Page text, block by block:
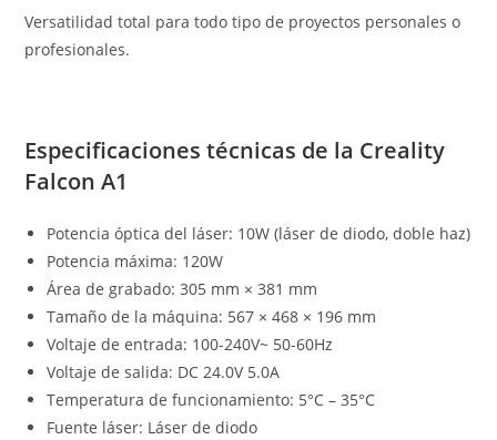
Versatilidad total para todo tipo de proyectos personales o
profesionales.
Especificaciones técnicas de la Creality
Falcon A1
Potencia óptica del láser: 10W (láser de diodo, doble haz)
Potencia máxima: 120W
Área de grabado: 305 mm × 381 mm
Tamaño de la máquina: 567 × 468 × 196 mm
Voltaje de entrada: 100-240V~ 50-60Hz
Voltaje de salida: DC 24.0V 5.0A
Temperatura de funcionamiento: 5°C – 35°C
Fuente láser: Láser de diodo